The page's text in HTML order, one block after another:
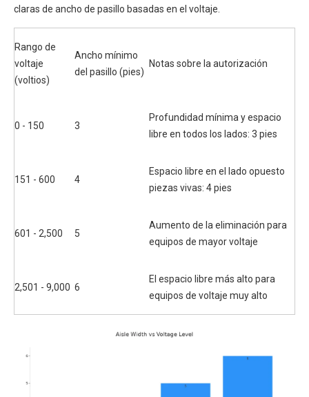
claras de ancho de pasillo basadas en el voltaje.
Rango de
voltaje
(voltios)
Ancho mínimo
del pasillo (pies)
Notas sobre la autorización
0 - 150 3
Profundidad mínima y espacio
libre en todos los lados: 3 pies
151 - 600 4
Espacio libre en el lado opuesto
piezas vivas: 4 pies
601 - 2,500 5
Aumento de la eliminación para
equipos de mayor voltaje
2,501 - 9,000 6
El espacio libre más alto para
equipos de voltaje muy alto